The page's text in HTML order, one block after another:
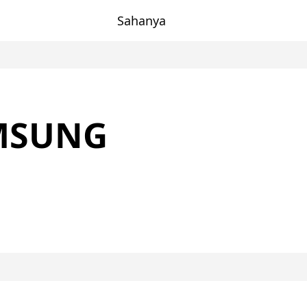
Sahanya